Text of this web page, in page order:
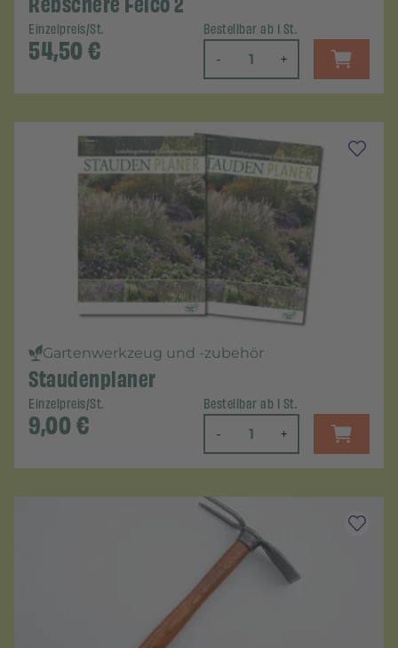
Einzelpreis/St.
54,50€
Bestellbar ab 1 St.
- +
Gartenwerkzeug und -zubehör
Staudenplaner
Einzelpreis/St.
9,00€
Bestellbar ab 1 St.
- +